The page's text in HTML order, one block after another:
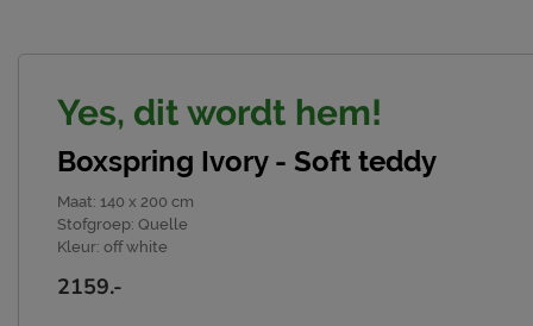
• Veerkrachtige ondersteuning, perfecte ventilatie en
• Geschikt voor alle lichaamstypes en slaaphoudingen
Jouw Ivory, jouw stijl
Online kun je kiezen uit verschillende kleuren. Liever nog
onze winkels en met de online boxspring configurator
supereenvoudig zelf samen.
Yes, dit wordt hem!
Boxspring Ivory - Soft teddy
Maat: 140 x 200 cm
Stofgroep: Quelle
Kleur: off white
2159.-